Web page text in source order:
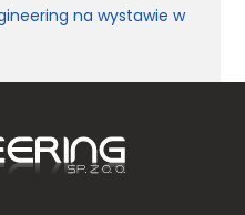
na wystawie w